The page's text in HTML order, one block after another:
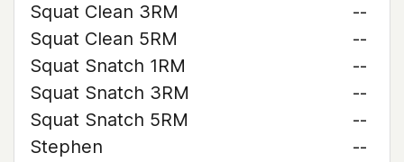
Squat Clean 3RM
--
Squat Clean 5RM
--
Squat Snatch 1RM
--
Squat Snatch 3RM
--
Squat Snatch 5RM
--
Stephen
--